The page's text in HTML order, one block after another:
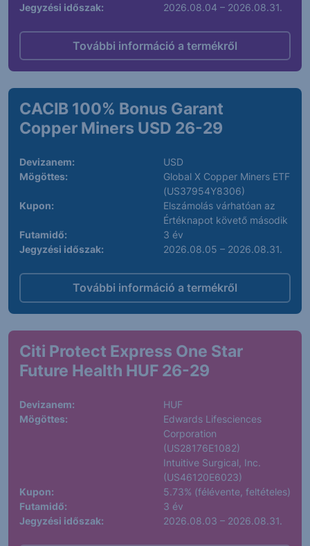
Jegyzési időszak:
2026.08.04 – 2026.08.31.
További információ a termékről
CACIB 100% Bonus Garant
Copper Miners USD 26-29
Devizanem:
USD
Mögöttes:
Global X Copper Miners ETF
(US37954Y8306)
Kupon:
Elszámolás várhatóan az
Értéknapot követő második
Futamidő:
3 év
Jegyzési időszak:
2026.08.05 – 2026.08.31.
További információ a termékről
Citi Protect Express One Star
Future Health HUF 26-29
Devizanem:
HUF
Mögöttes:
Edwards Lifesciences
Corporation
(US28176E1082)
Intuitive Surgical, Inc.
(US46120E6023)
Kupon:
5.73% (félévente, feltételes)
Futamidő:
3 év
Jegyzési időszak:
2026.08.03 – 2026.08.31.